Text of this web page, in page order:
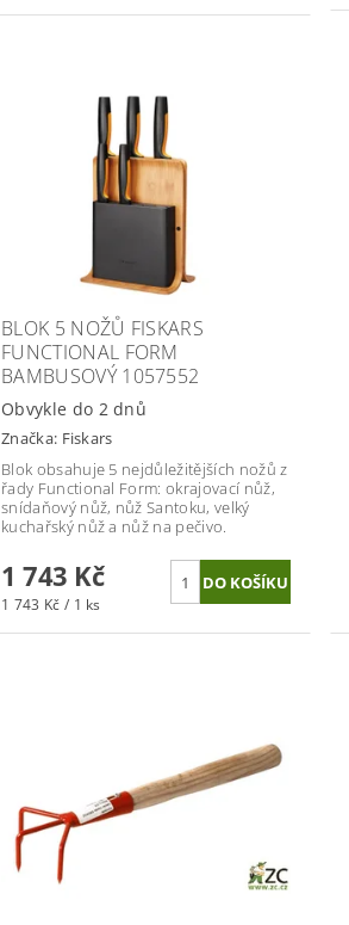
BLOK 5 NOŽŮ FISKARS
FUNCTIONAL FORM
BAMBUSOVÝ 1057552
Obvykle do 2 dnů
Značka: Fiskars
Blok obsahuje 5 nejdůležitějších nožů z
řady Functional Form: okrajovací nůž,
snídaňový nůž, nůž Santoku, velký
kuchařský nůž a nůž na pečivo.
1 743 Kč
1 743 Kč / 1 ks